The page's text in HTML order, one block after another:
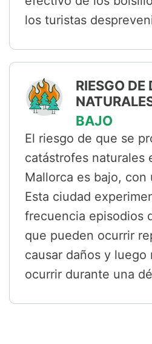
los turistas
RIESGO DE
BAJO
El riesgo de que se
catástrofes naturales
Mallorca es bajo, con
Esta ciudad
frecuencia episodios
que pueden ocurrir
causar daños y luego
ocurrir durante una